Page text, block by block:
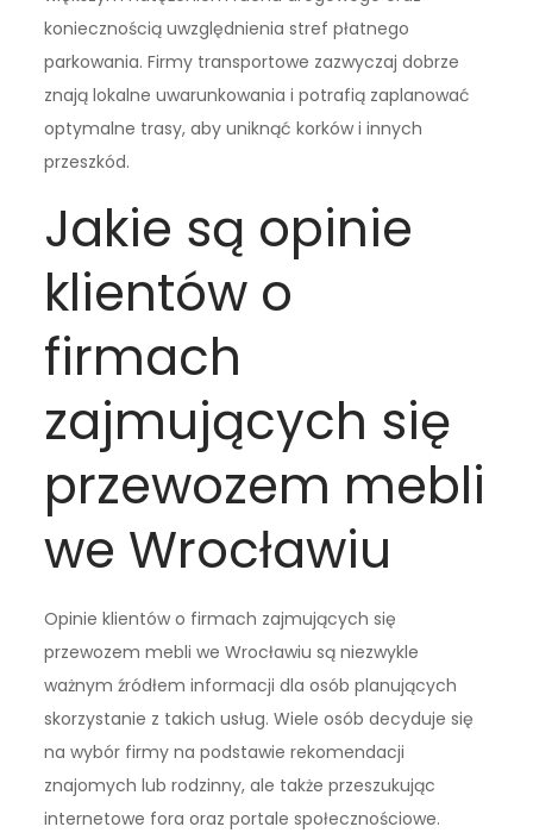
koniecznością uwzględnienia stref płatnego
parkowania. Firmy transportowe zazwyczaj dobrze
znają lokalne uwarunkowania i potrafią zaplanować
optymalne trasy, aby uniknąć korków i innych
przeszkód.
Jakie są opinie
klientów o
firmach
zajmujących się
przewozem mebli
we Wrocławiu
Opinie klientów o firmach zajmujących się
przewozem mebli we Wrocławiu są niezwykle
ważnym źródłem informacji dla osób planujących
skorzystanie z takich usług. Wiele osób decyduje się
na wybór firmy na podstawie rekomendacji
znajomych lub rodzinny, ale także przeszukując
internetowe fora oraz portale społecznościowe.